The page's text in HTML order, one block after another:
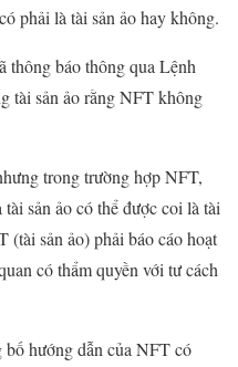
phải là tài sản ảo hay không.
thông báo thông qua Lệnh
tài sản ảo rằng NFT không
trong trường hợp NFT,
sản ảo có thể được coi là tài
(tài sản ảo) phải báo cáo hoạt
có thẩm quyền với tư cách
hướng dẫn của NFT có